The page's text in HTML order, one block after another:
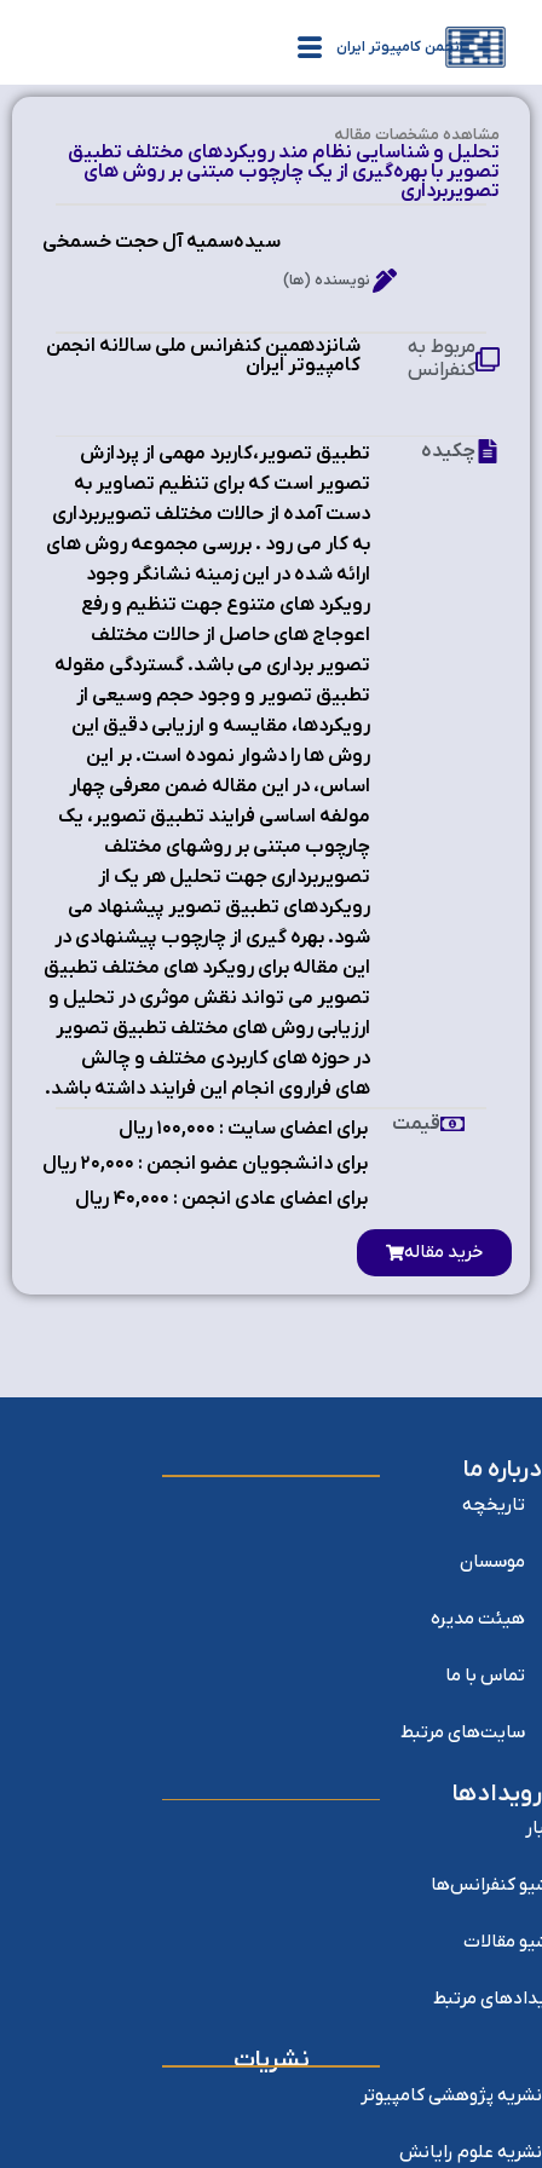
انجمن کامپیوتر ایران
مشاهده‌ مشخصات مقاله
تحليل و شناسايي نظام مند رويکردهاي مختلف تطبيق
تصوير با بهره‌گيري از يك چارچوب مبتني بر روش هاي
تصويربرداري
سیده‌سمیه آل حجت خسمخی
نویسنده (ها)
شانزدهمین کنفرانس ملی سالانه انجمن
کامپیوتر ایران ‫
مربوط به
کنفرانس
تطبيق تصوير،کاربرد مهمي از پردازش
تصوير است که براي تنظيم تصاوير به
دست آمده از حالات مختلف تصويربرداري
به کار مي رود . بررسي مجموعه روش هاي
ارائه شده در اين زمينه نشانگر وجود
رويكرد هاي متنوع جهت تنظيم و رفع
اعوجاج هاي حاصل از حالات مختلف
تصوير برداري مي باشد. گستردگي مقوله
تطبيق تصوير و وجود حجم وسيعي از
رويكردها، مقايسه و ارزيابي دقيق اين
روش ها را دشوار نموده است. بر اين
اساس، در اين مقاله ضمن معرفي چهار
مولفه اساسي فرايند تطبيق تصوير، يک
چارچوب مبتني بر روشهاي مختلف
تصويربرداري جهت تحليل هر يک از
رويکردهاي تطبيق تصوير پيشنهاد مي
شود. بهره گيري از چارچوب پيشنهادي در
اين مقاله براي رويکرد هاي مختلف تطبيق
تصوير مي تواند نقش موثري در تحليل و
ارزيابي روش هاي مختلف تطبيق تصوير
در حوزه هاي کاربردي مختلف و چالش
هاي فراروي انجام اين فرايند داشته باشد.
چکیده
برای اعضای سایت : ۱٠٠,٠٠٠ ریال
برای دانشجویان عضو انجمن : ۲٠,٠٠٠ ریال
برای اعضای عادی انجمن : ۴٠,٠٠٠ ریال
قیمت
خرید مقاله
درباره ما
تاریخچه
موسسان
هیئت مدیره
تماس با ما
سایت‌های مرتبط
رویدادها
کنفرانس‌ها
مقالات
مرتبط
نشریات
نشریه پژوهشی کامپیوتر
نشریه علوم رایانش